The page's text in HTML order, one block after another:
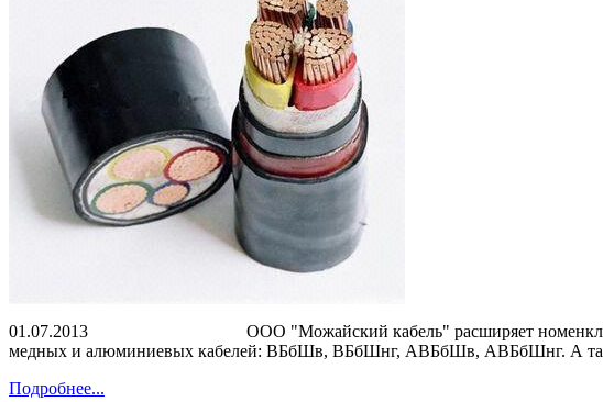
01.07.2013 ООО "Можайский кабель" расширяет номенклатуру
медных и алюминиевых кабелей: ВБбШв, ВБбШнг, АВБбШв, АВБбШнг. А
Подробнее...